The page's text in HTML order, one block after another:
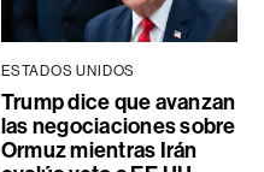
ESTADOS UNIDOS
Trump dice que avanzan
las negociaciones sobre
Ormuz mientras Irán